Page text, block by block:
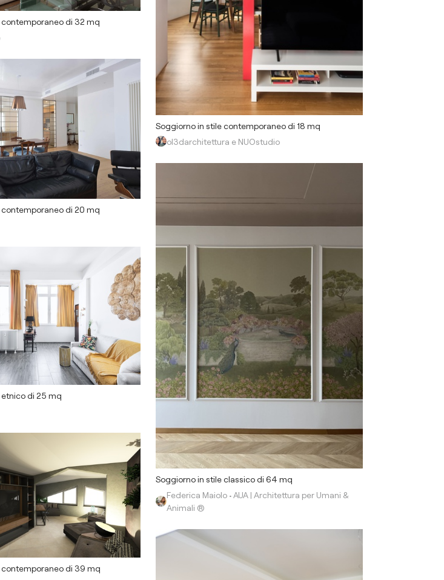
di 32 mq
di 20 mq
di 25 mq
di 39 mq
Soggiorno in stile contemporaneo di 18 mq
ol3darchitettura e NUOstudio
Soggiorno in stile classico di 64 mq
Federica Maiolo • AUA | Architettura per Umani &
Animali ®️